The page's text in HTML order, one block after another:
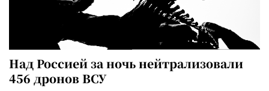
Над Россией за ночь нейтрализовали
456 дронов ВСУ